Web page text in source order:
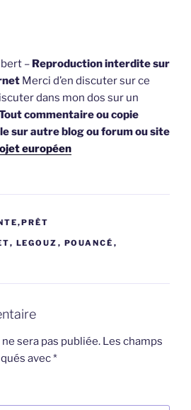
– Reproduction interdite sur
Merci d’en discuter sur ce
dans mon dos sur un
commentaire ou copie
sur autre blog ou forum ou site
européen
, LEGOUZ , POUANCÉ ,
sera pas publiée. Les champs
avec*